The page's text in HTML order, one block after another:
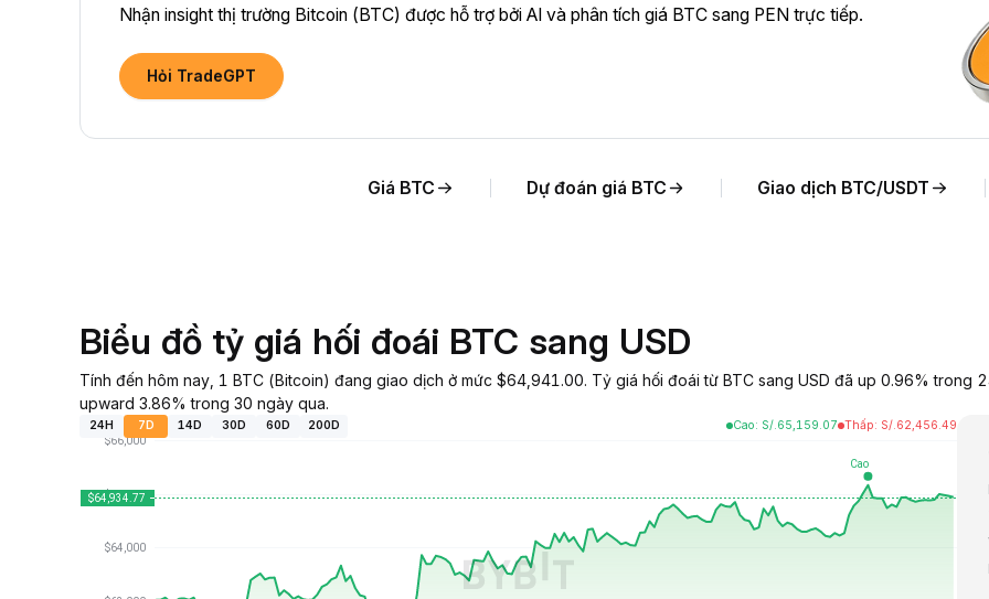
Nhận insight thị trường Bitcoin (BTC) được hỗ trợ bởi AI và phân tích giá BTC sang PEN trực tiếp.
Hỏi TradeGPT
Giá BTC Dự đoán giá BTC Giao dịch BTC/USDT
Biểu đồ tỷ giá hối đoái BTC sang USD
Tính đến hôm nay, 1 BTC (Bitcoin) đang giao dịch ở mức $64,941.00. Tỷ giá hối đoái từ BTC sang USD đã up 0.96% trong
upward 3.86% trong 30 ngày qua.
24H 7D 14D 30D 60D 200D Cao: S/.65,159.07 Thấp: S/.62,456.49